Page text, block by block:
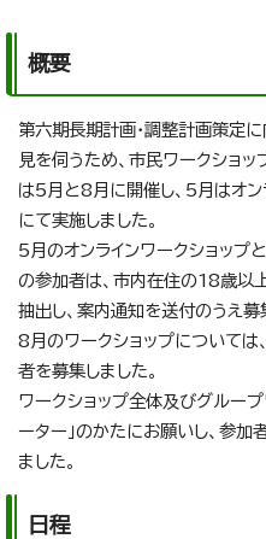
概要
第六期長期計画・調整計画策定
見を伺うため、市民ワークショッ
は5月と8月に開催し、5月はオン
にて実施しました。
5月のオンラインワークショップ
の参加者は、市内在住の18歳
抽出し、案内通知を送付のうえ募
8月のワークショップについては
者を募集しました。
ワークショップ全体及びグループ
ーター」のかたにお願いし、参
ました。
日程